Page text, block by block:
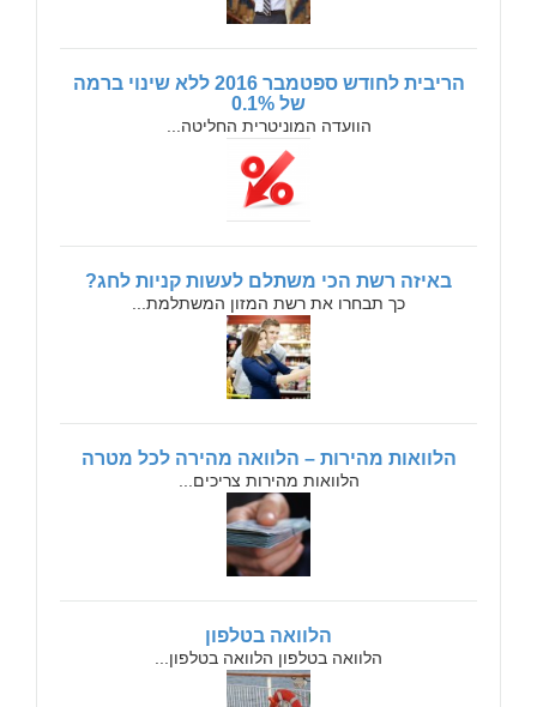
הריבית לחודש ספטמבר 2016 ללא שינוי ברמה
של 0.1%
הוועדה המוניטרית החליטה...
באיזה רשת הכי משתלם לעשות קניות לחג?
כך תבחרו את רשת המזון המשתלמת...
הלוואות מהירות – הלוואה מהירה לכל מטרה
הלוואות מהירות צריכים...
הלוואה בטלפון
הלוואה בטלפון הלוואה בטלפון...